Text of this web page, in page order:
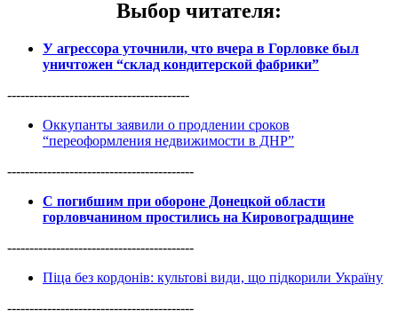
Выбор читателя:
У агрессора уточнили, что вчера в Горловке был
уничтожен “склад кондитерской фабрики”
-----------------------------------------
Оккупанты заявили о продлении сроков
“переоформления недвижимости в ДНР”
------------------------------------------
С погибшим при обороне Донецкой области
горловчанином простились на Кировоградщине
------------------------------------------
Піца без кордонів: культові види, що підкорили Україну
------------------------------------------